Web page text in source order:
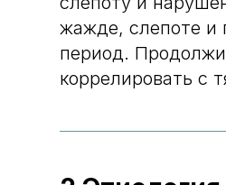
жажде, слепоте и
период.
коррелировать с